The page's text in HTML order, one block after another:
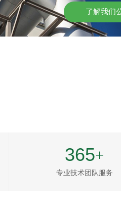
了解我们
按钮文本
专业技术团队服务
+
365